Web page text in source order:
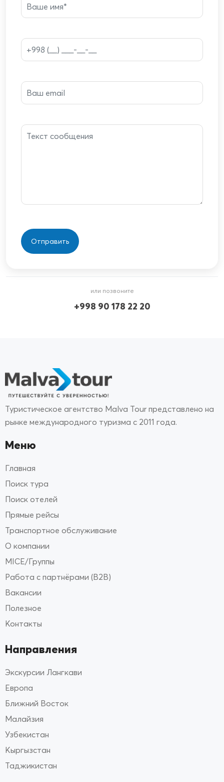
или позвоните
+998 90 178 22 20
Туристическое агентство Malva Tour представлено на
рынке международного туризма с 2011 года.
Меню
Главная
Поиск тура
Поиск отелей
Прямые рейсы
Транспортное обслуживание
О компании
MICE/Группы
Работа с партнёрами (B2B)
Вакансии
Полезное
Контакты
Направления
Экскурсии Лангкави
Европа
Ближний Восток
Малайзия
Узбекистан
Кыргызстан
Таджикистан